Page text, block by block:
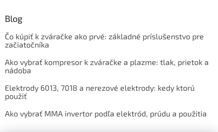
Blog
Čo kúpiť k zváračke ako prvé: základné príslušenstvo pre
začiatočníka
Ako vybrať kompresor k zváračke a plazme: tlak, prietok a
nádoba
Elektrody 6013, 7018 a nerezové elektrody: kedy ktorú
použiť
Ako vybrať MMA invertor podľa elektród, prúdu a použitia